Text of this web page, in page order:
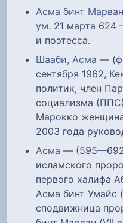
Асма бинт Марван
ум. 21 марта 624
и поэтесса.
Шааби, Асма —
сентября 1962,
политик, член
социализма
Марокко
2003 года
Асма —
исламского
первого халифа
Асма бинт
сподвижница